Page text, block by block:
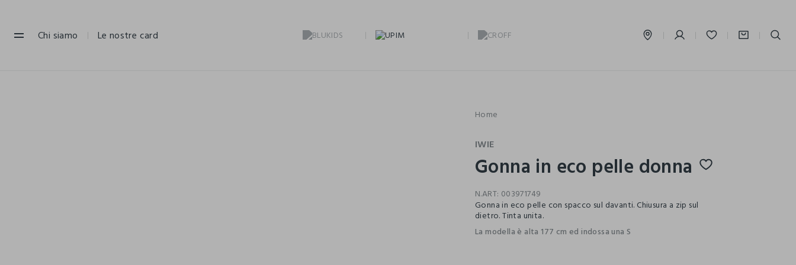
Chi siamo Le nostre card
Home
IWIE
Gonna in eco pelle donna
N.ART: 003971749
Gonna in eco pelle con spacco sul davanti. Chiusura a zip sul
dietro. Tinta unita.
La modella è alta 177 cm ed indossa una S